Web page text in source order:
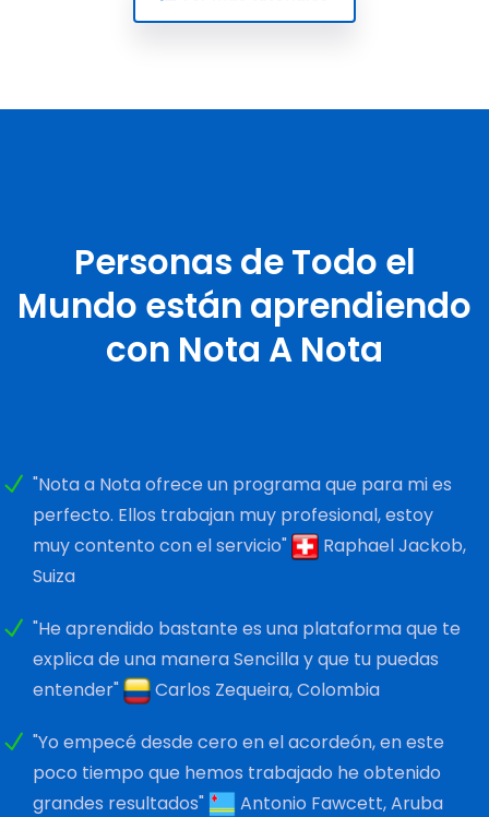
Personas de Todo el
Mundo están aprendiendo
con Nota A Nota
"Nota a Nota ofrece un programa que para mi es
perfecto. Ellos trabajan muy profesional, estoy
muy contento con el servicio"
Raphael Jackob,
Suiza
"He aprendido bastante es una plataforma que te
explica de una manera Sencilla y que tu puedas
entender"
Carlos Zequeira, Colombia
"Yo empecé desde cero en el acordeón, en este
poco tiempo que hemos trabajado he obtenido
grandes resultados"
Antonio Fawcett, Aruba